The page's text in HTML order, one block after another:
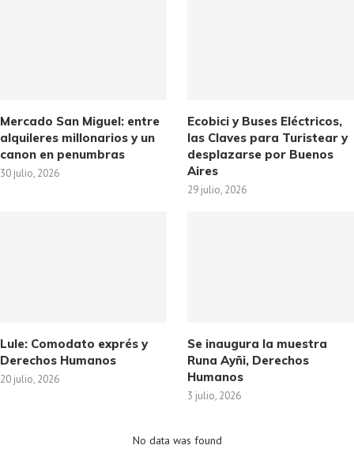
Mercado San Miguel: entre
alquileres millonarios y un
canon en penumbras
30 julio, 2026
Ecobici y Buses Eléctricos,
las Claves para Turistear y
desplazarse por Buenos
Aires
29 julio, 2026
Lule: Comodato exprés y
Derechos Humanos
20 julio, 2026
Se inaugura la muestra
Runa Ayñi, Derechos
Humanos
3 julio, 2026
No data was found